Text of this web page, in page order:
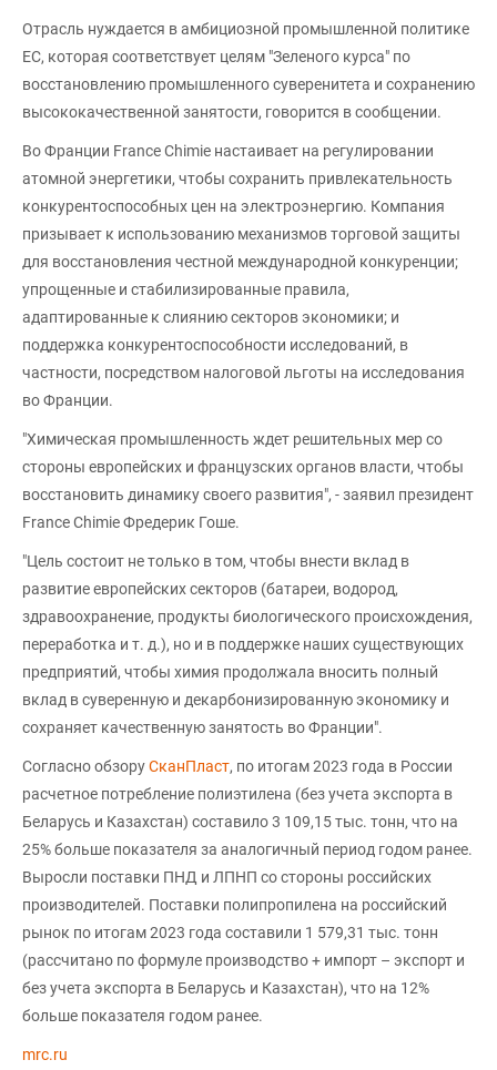
Отрасль нуждается в амбициозной промышленной политике
ЕС, которая соответствует целям "Зеленого курса" по
восстановлению промышленного суверенитета и сохранению
высококачественной занятости, говорится в сообщении.
Во Франции France Chimie настаивает на регулировании
атомной энергетики, чтобы сохранить привлекательность
конкурентоспособных цен на электроэнергию. Компания
призывает к использованию механизмов торговой защиты
для восстановления честной международной конкуренции;
упрощенные и стабилизированные правила,
адаптированные к слиянию секторов экономики; и
поддержка конкурентоспособности исследований, в
частности, посредством налоговой льготы на исследования
во Франции.
"Химическая промышленность ждет решительных мер со
стороны европейских и французских органов власти, чтобы
восстановить динамику своего развития", - заявил президент
France Chimie Фредерик Гоше.
"Цель состоит не только в том, чтобы внести вклад в
развитие европейских секторов (батареи, водород,
здравоохранение, продукты биологического происхождения,
переработка и т. д.), но и в поддержке наших существующих
предприятий, чтобы химия продолжала вносить полный
вклад в суверенную и декарбонизированную экономику и
сохраняет качественную занятость во Франции".
Согласно обзоруСканПласт, по итогам 2023 года в России
расчетное потребление полиэтилена (без учета экспорта в
Беларусь и Казахстан) составило 3 109,15 тыс. тонн, что на
25% больше показателя за аналогичный период годом ранее.
Выросли поставки ПНД и ЛПНП со стороны российских
производителей. Поставки полипропилена на российский
рынок по итогам 2023 года составили 1 579,31 тыс. тонн
(рассчитано по формуле производство + импорт – экспорт и
без учета экспорта в Беларусь и Казахстан), что на 12%
больше показателя годом ранее.
mrc.ru